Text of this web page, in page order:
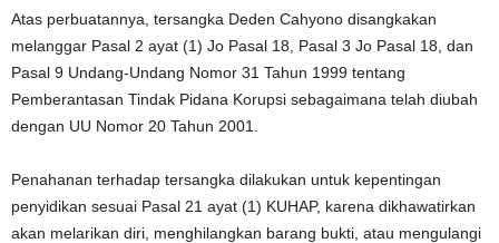
Atas perbuatannya, tersangka Deden Cahyono disangkakan
melanggar Pasal 2 ayat (1) Jo Pasal 18, Pasal 3 Jo Pasal 18, dan
Pasal 9 Undang-Undang Nomor 31 Tahun 1999 tentang
Pemberantasan Tindak Pidana Korupsi sebagaimana telah diubah
dengan UU Nomor 20 Tahun 2001.
Penahanan terhadap tersangka dilakukan untuk kepentingan
penyidikan sesuai Pasal 21 ayat (1) KUHAP, karena dikhawatirkan
akan melarikan diri, menghilangkan barang bukti, atau mengulangi